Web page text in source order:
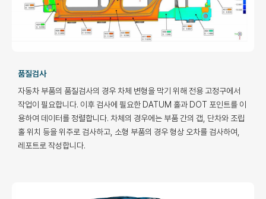
품질검사
자동차 부품의 품질검사의 경우 차체 변형을 막기 위해 전용 고정구에서
작업이 필요합니다. 이후 검사에 필요한 DATUM 홀과 DOT 포인트를 이
용하여 데이터를 정렬합니다. 차체의 경우에는 부품 간의 갭, 단차와 조립
홀 위치 등을 위주로 검사하고, 소형 부품의 경우 형상 오차를 검사하여,
레포트로 작성합니다.